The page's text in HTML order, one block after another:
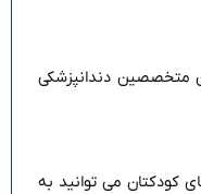
متخصصین دندانپزشکی
کودکتان می توانید به